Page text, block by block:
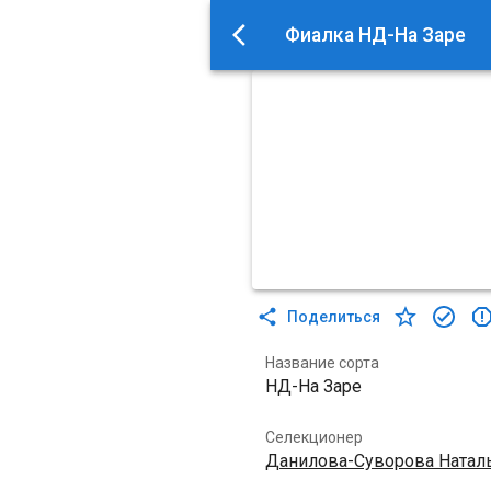
Фиалка НД-На Заре
Поделиться
Название сорта
НД-На Заре
Селекционер
Данилова-Суворова